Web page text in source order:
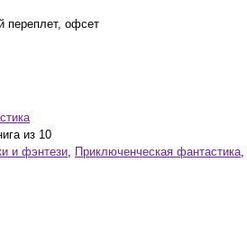
переплет, офсет
из 10
и фэнтези, Приключенческая фантастика,